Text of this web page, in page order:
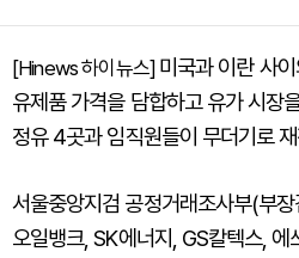
[Hinews 하이뉴스] 미국과 이란 사
유제품 가격을 담합하고 유가 시장
정유 4곳과 임직원들이 무더기로
서울중앙지검 공정거래조사부(부
오일뱅크, SK에너지, GS칼텍스,